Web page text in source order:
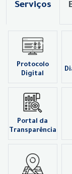
Serviços
Protocolo
Digital
Portal da
Transparência